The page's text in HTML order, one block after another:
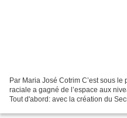
Par Maria José Cotrim C’est sous
raciale a gagné de l’espace aux
Tout d'abord: avec la création du